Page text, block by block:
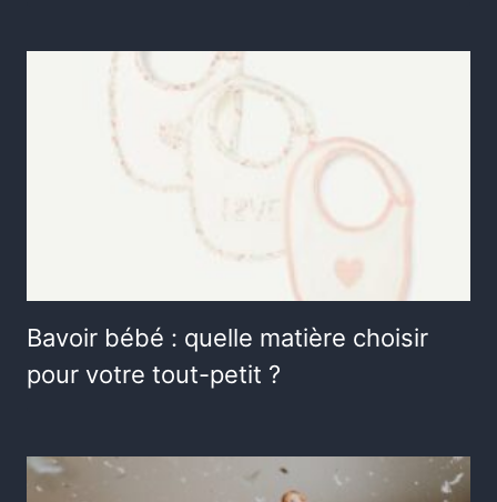
Bavoir bébé : quelle matière choisir
pour votre tout-petit ?